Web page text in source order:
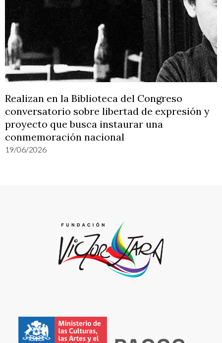
Realizan en la Biblioteca del Congreso
conversatorio sobre libertad de expresión y
proyecto que busca instaurar una
conmemoración nacional
19/06/2026